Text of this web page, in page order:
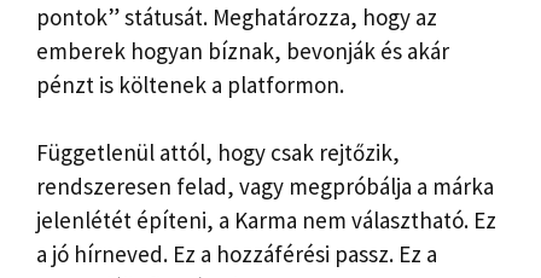
pontok” státusát. Meghatározza, hogy az
emberek hogyan bíznak, bevonják és akár
pénzt is költenek a platformon.
Függetlenül attól, hogy csak rejtőzik,
rendszeresen felad, vagy megpróbálja a márka
jelenlétét építeni, a Karma nem választható. Ez
a jó hírneved. Ez a hozzáférési passz. Ez a